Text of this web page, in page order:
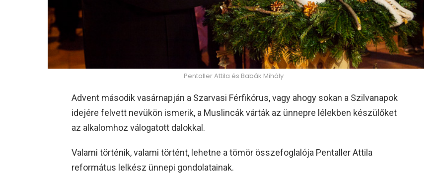
Pentaller Attila és Babák Mihály
Advent második vasárnapján a Szarvasi Férfikórus, vagy ahogy sokan a Szilvanapok
idejére felvett nevükön ismerik, a Muslincák várták az ünnepre lélekben készülőket
az alkalomhoz válogatott dalokkal.
Valami történik, valami történt, lehetne a tömör összefoglalója Pentaller Attila
református lelkész ünnepi gondolatainak.